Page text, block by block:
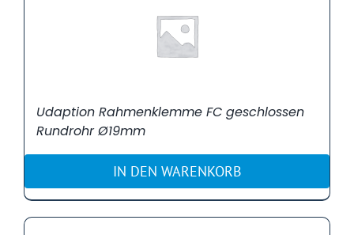
Udaption Rahmenklemme FC geschlossen
Rundrohr Ø19mm
IN DEN WARENKORB